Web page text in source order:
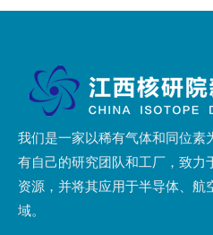
我们是一家以稀有气体和同位素
有自己的研究团队和工厂，致力
资源，并将其应用于半导体、航
域。